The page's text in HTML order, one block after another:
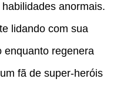
anormais.
lidando com sua
enquanto regenera
fã de super-heróis